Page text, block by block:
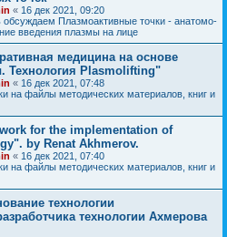
« 16 дек 2021, 09:20
обсуждаем Плазмоактивные точки - анатомо-
введения плазмы на лице
медицина на основе
Технология Plasmolifting"
« 16 дек 2021, 07:48
на файлы методических материалов, книг и
for the implementation of
by Renat Akhmerov.
« 16 дек 2021, 07:40
на файлы методических материалов, книг и
технологии
технологии Ахмерова